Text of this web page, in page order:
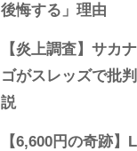
後悔する」理由
【炎上調査】サカ
ゴがスレッズで批
説
【6,600円の奇跡